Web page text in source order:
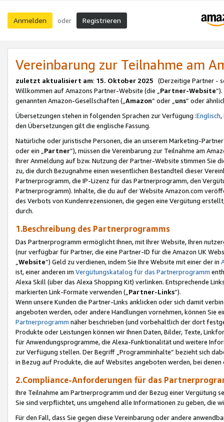
Anmelden oder Registrieren
Vereinbarung zur Teilnahme am
zuletzt aktualisiert am: 15. Oktober 2025 (Derzeitige Partner -
Willkommen auf Amazons Partner-Website (die „Partner-Website
genannten Amazon-Gesellschaften („Amazon“ oder „uns“ oder
Übersetzungen stehen in folgenden Sprachen zur Verfügung :Englisch,
den Übersetzungen gilt die englische Fassung.
Natürliche oder juristische Personen, die an unserem Marketing-
oder ein „Partner“), müssen die Vereinbarung zur Teilnahme am
Ihrer Anmeldung auf bzw. Nutzung der Partner-Website stimmen Sie
zu, die durch Bezugnahme einen wesentlichen Bestandteil dieser
Partnerprogramm, die IP-Lizenz für das Partnerprogramm, den
Partnerprogramm). Inhalte, die du auf der Website Amazon.com
des Verbots von Kundenrezensionen, die gegen eine Vergütung
durch.
1.Beschreibung des Partnerprogramms
Das Partnerprogramm ermöglicht Ihnen, mit Ihrer Website, Ihren
(nur verfügbar für Partner, die eine Partner-ID für die Amazon UK
Website“) Geld zu verdienen, indem Sie Ihre Website mit einer der in
ist, einer anderen im Vergütungskatalog für das Partnerprogramm
Alexa Skill (über das Alexa Shopping Kit) verlinken. Entsprechende
markierten Link-Formate verwenden („ Partner-Links“).
Wenn unsere Kunden die Partner-Links anklicken oder sich damit
angeboten werden, oder andere Handlungen vornehmen, können Sie
Partnerprogramm näher beschrieben (und vorbehaltlich der dort
Produkte oder Leistungen können wir Ihnen Daten, Bilder, Texte,
für Anwendungsprogramme, die Alexa-Funktionalität und weitere
zur Verfügung stellen. Der Begriff „Programminhalte“ bezieht sich
in Bezug auf Produkte, die auf Websites angeboten werden, bei
2.Compliance-Anforderungen für das
Ihre Teilnahme am Partnerprogramm und der Bezug einer Vergütung
Sie sind verpflichtet, uns umgehend alle Informationen zu geben, die
Für den Fall, dass Sie gegen diese Vereinbarung oder andere